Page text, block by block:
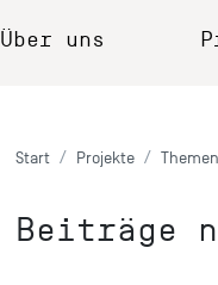
Über uns
Start Projekte Themen
Beiträge